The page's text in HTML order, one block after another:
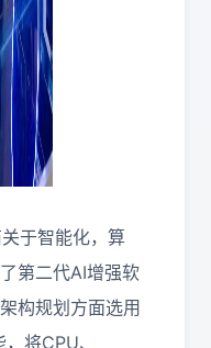
于智能化，算
第二代AI增强软
构规划方面选用
将CPU、